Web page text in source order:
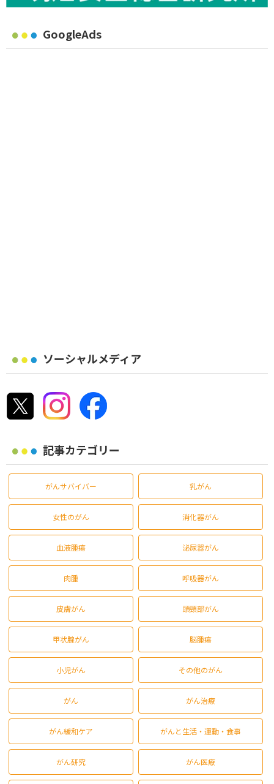
GoogleAds
ソーシャルメディア
記事カテゴリー
がんサバイバー 乳がん
女性のがん 消化器がん
血液腫瘍 泌尿器がん
肉腫 呼吸器がん
皮膚がん 頭頸部がん
甲状腺がん 脳腫瘍
小児がん その他のがん
がん がん治療
がん緩和ケア がんと生活・運動・食事
がん研究 がん医療